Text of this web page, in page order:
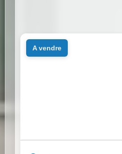
a vendre